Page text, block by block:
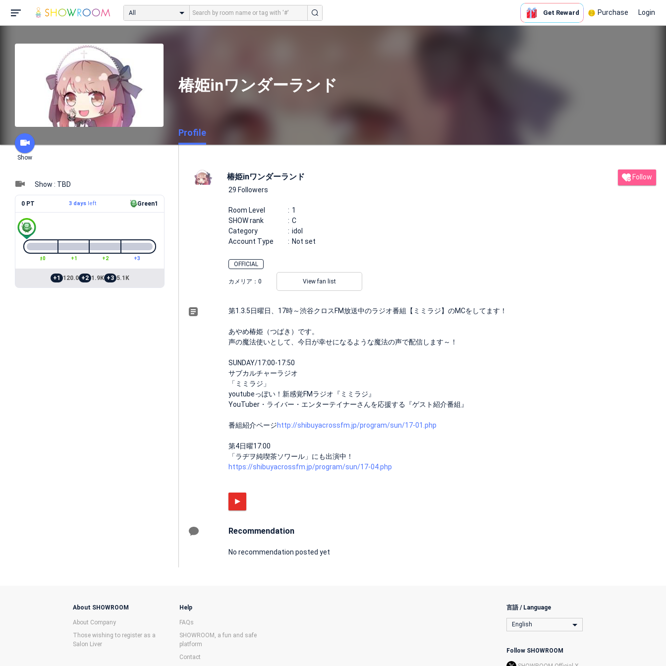
All Get Reward Purchase Login
Show
椿姫inワンダーランド
Profile
Show : TBD
0 PT 3 daysleft Green1
±0 +1 +2 +3
+1 120.0 +2 1.9K +3 5.1K
椿姫inワンダーランド
29 Followers
Follow
Room Level
1
SHOW rank
C
Category
idol
Account Type
Not set
OFFICIAL
カメリア： 0 View fan list
第1.3.5日曜日、17時～渋谷クロスFM放送中のラジオ番組【ミミラジ】のMCをしてます！
あやめ椿姫（つばき）です。
声の魔法使いとして、今日が幸せになるような魔法の声で配信します～！
SUNDAY/17:00-17:50
サブカルチャーラジオ
「ミミラジ」
youtubeっぽい！新感覚FMラジオ『ミミラジ』
YouTuber・ライバー・エンターテイナーさんを応援する『ゲスト紹介番組』
番組紹介ページhttp://shibuyacrossfm.jp/program/sun/17-01.php
第4日曜17:00
「ラヂヲ純喫茶ソワール」にも出演中！
https://shibuyacrossfm.jp/program/sun/17-04.php
Recommendation
No recommendation posted yet
About SHOWROOM
About Company
Those wishing to register as a
Salon Liver
Help
FAQs
SHOWROOM, a fun and safe
platform
Contact
言語 / Language
English
Follow SHOWROOM